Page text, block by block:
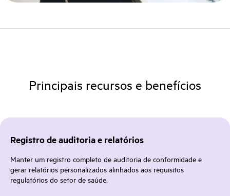
Principais recursos e benefícios
Registro de auditoria e relatórios
Manter um registro completo de auditoria de conformidade e
gerar relatórios personalizados alinhados aos requisitos
regulatórios do setor de saúde.